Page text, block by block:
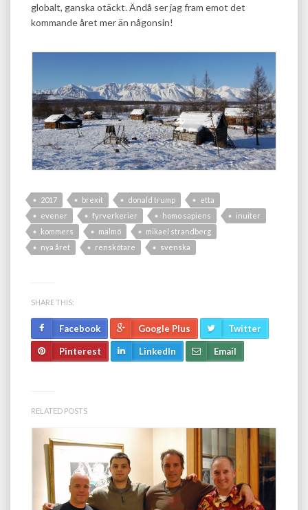
globalt, ganska otäckt. Ändå ser jag fram emot det
kommande året mer än någonsin!
2017 brexit donald trump
etta
evener
fyrverkerier homo sapiens
inuiter
kommers
malmö
mikael strandberg
nya året
renskötare svenska
SHARE THIS:
Facebook Google Plus Twitter
Pinterest LinkedIn Email
RELATED POSTS